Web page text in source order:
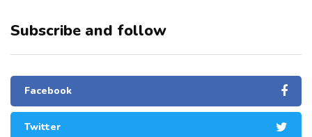
Subscribe and follow
Facebook
Twitter